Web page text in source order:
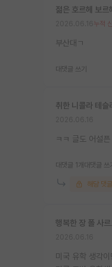
젊은 호르헤 보르
누적
부산대ㄱ
대댓글 쓰기
취한 니콜라 테슬
ㅋㅋ 글도 어설
대댓글 1개 대댓글 쓰
해당 댓
행복한 장 폴 사르
미국 유학 생각